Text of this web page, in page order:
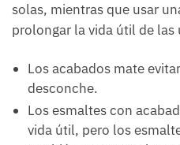
solas, mientras que usar
prolongar la vida útil de las
Los acabados mate
desconche.
Los esmaltes con
vida útil, pero los